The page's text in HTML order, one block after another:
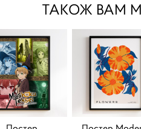
ТАКОЖ ВАМ